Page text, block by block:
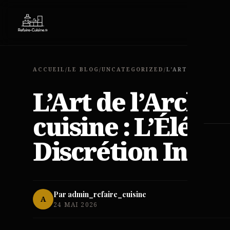
ACCUEIL /LE BLOG/UNCATEGORIZED /
L’Art de
cuisine :
Discrétion
A Par admin_refaire_cuisine
24 MAI 2026